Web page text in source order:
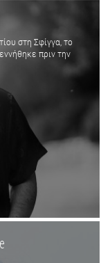
στη Σφίγγα, το
πριν την